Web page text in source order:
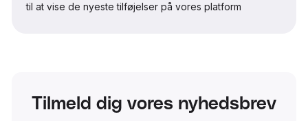
til at vise de nyeste tilføjelser på vores platform
Tilmeld dig vores nyhedsbrev